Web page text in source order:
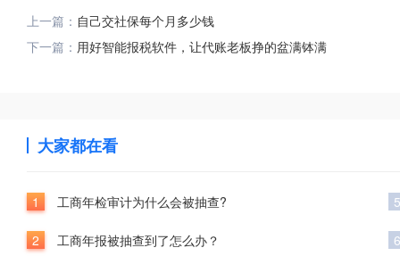
上一篇： 自己交社保每个月多少钱
下一篇： 用好智能报税软件，让代账老板挣的盆满钵满
大家都在看
1 工商年检审计为什么会被抽查?
2 工商年报被抽查到了怎么办？
5
6